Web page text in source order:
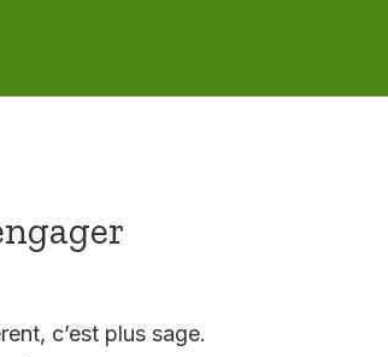
c’est plus sage.